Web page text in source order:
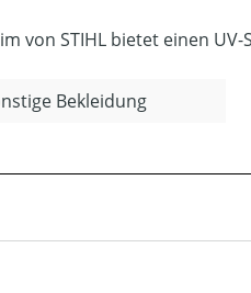
von STIHL bietet einen UV-
Bekleidung